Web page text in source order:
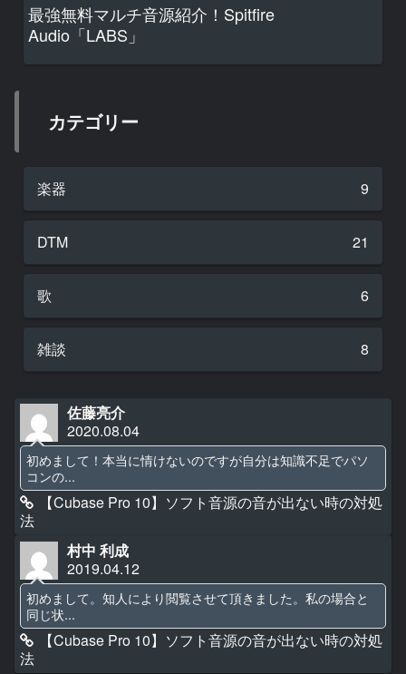
最強無料マルチ音源紹介！Spitfire
Audio「LABS」
カテゴリー
楽器 9
DTM 21
歌 6
雑談 8
佐藤亮介
2020.08.04
初めまして！本当に情けないのですが自分は知識不足でパソ
コンの...
【Cubase Pro 10】ソフト音源の音が出ない時の対処
法
村中 利成
2019.04.12
初めまして。知人により閲覧させて頂きました。私の場合と
同じ状...
【Cubase Pro 10】ソフト音源の音が出ない時の対処
法